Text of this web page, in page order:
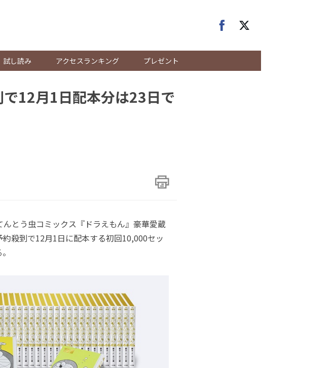
試し読み アクセスランキング プレゼント
で12月1日配本分は23日で
とう虫コミックス『ドラえもん』豪華愛蔵
殺到で12月1日に配本する初回10,000セッ